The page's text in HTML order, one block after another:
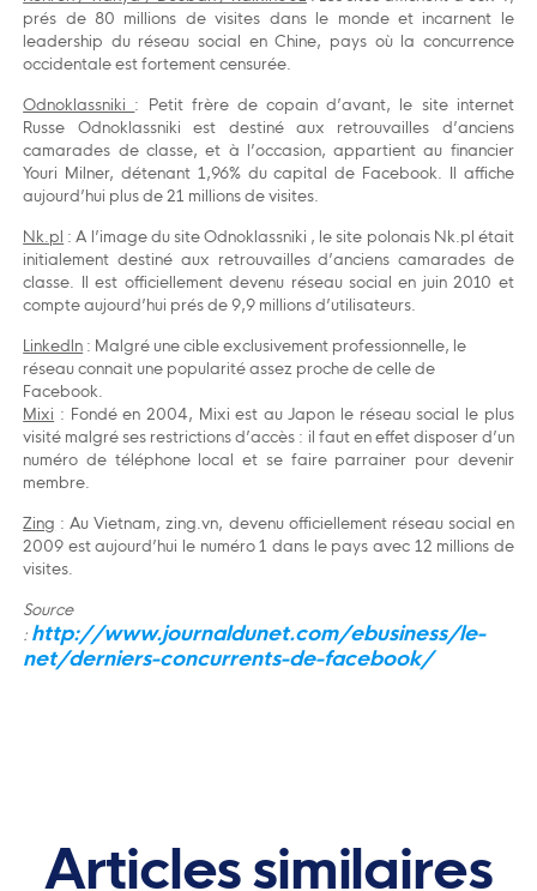
prés de 80 millions de visites dans le monde et incarnent le
leadership du réseau social en Chine, pays où la concurrence
occidentale est fortement censurée.
Odnoklassniki : Petit frère de copain d’avant, le site internet
Russe Odnoklassniki est destiné aux retrouvailles d’anciens
camarades de classe, et à l’occasion, appartient au financier
Youri Milner, détenant 1,96% du capital de Facebook. Il affiche
aujourd’hui plus de 21 millions de visites.
Nk.pl : A l’image du site Odnoklassniki , le site polonais Nk.pl était
initialement destiné aux retrouvailles d’anciens camarades de
classe. Il est officiellement devenu réseau social en juin 2010 et
compte aujourd’hui prés de 9,9 millions d’utilisateurs.
Linkedln : Malgré une cible exclusivement professionnelle, le
réseau connait une popularité assez proche de celle de
Facebook.
Mixi : Fondé en 2004, Mixi est au Japon le réseau social le plus
visité malgré ses restrictions d’accès : il faut en effet disposer d’un
numéro de téléphone local et se faire parrainer pour devenir
membre.
Zing : Au Vietnam, zing.vn, devenu officiellement réseau social en
2009 est aujourd’hui le numéro 1 dans le pays avec 12 millions de
visites.
Source
: http://www.journaldunet.com/ebusiness/le-
net/derniers-concurrents-de-facebook/
Articles similaires